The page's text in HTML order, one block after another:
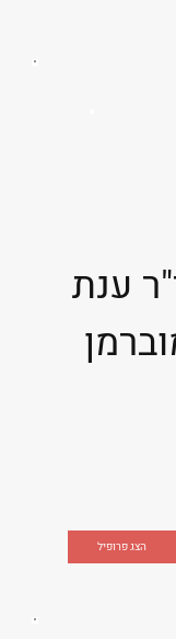
ענת
הצג פרופיל